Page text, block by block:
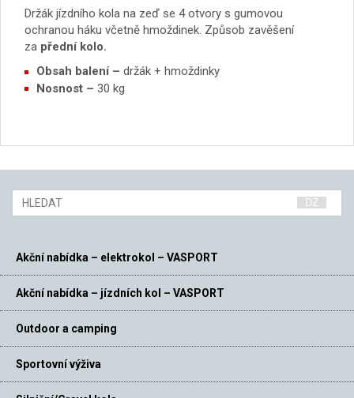
Držák jízdního kola na zeď se 4 otvory s gumovou
ochranou háku včetně hmoždinek. Způsob zavěšení
za přední kolo.
Obsah balení – držák + hmoždinky
Nosnost – 30 kg
Akční nabídka – elektrokol – VASPORT
Akční nabídka – jízdních kol – VASPORT
Outdoor a camping
Sportovní výživa